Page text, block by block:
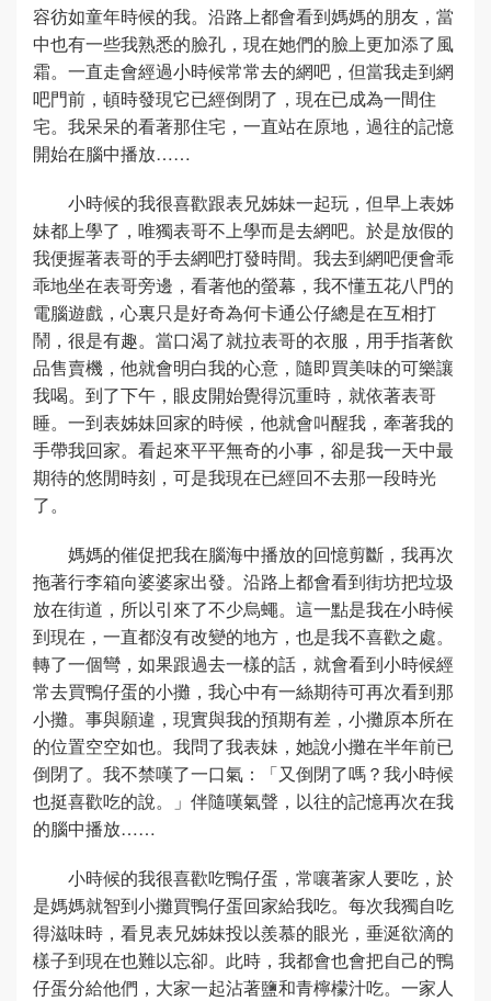
容彷如童年時候的我。沿路上都會看到媽媽的朋友，當
中也有一些我熟悉的臉孔，現在她們的臉上更加添了風
霜。一直走會經過小時候常常去的網吧，但當我走到網
吧門前，頓時發現它已經倒閉了，現在已成為一間住
宅。我呆呆的看著那住宅，一直站在原地，過往的記憶
開始在腦中播放……
小時候的我很喜歡跟表兄姊妹一起玩，但早上表姊
妹都上學了，唯獨表哥不上學而是去網吧。於是放假的
我便握著表哥的手去網吧打發時間。我去到網吧便會乖
乖地坐在表哥旁邊，看著他的螢幕，我不懂五花八門的
電腦遊戲，心裏只是好奇為何卡通公仔總是在互相打
鬧，很是有趣。當口渴了就拉表哥的衣服，用手指著飲
品售賣機，他就會明白我的心意，隨即買美味的可樂讓
我喝。到了下午，眼皮開始覺得沉重時，就依著表哥
睡。一到表姊妹回家的時候，他就會叫醒我，牽著我的
手帶我回家。看起來平平無奇的小事，卻是我一天中最
期待的悠閒時刻，可是我現在已經回不去那一段時光
了。
媽媽的催促把我在腦海中播放的回憶剪斷，我再次
拖著行李箱向婆婆家出發。沿路上都會看到街坊把垃圾
放在街道，所以引來了不少烏蠅。這一點是我在小時候
到現在，一直都沒有改變的地方，也是我不喜歡之處。
轉了一個彎，如果跟過去一樣的話，就會看到小時候經
常去買鴨仔蛋的小攤，我心中有一絲期待可再次看到那
小攤。事與願違，現實與我的預期有差，小攤原本所在
的位置空空如也。我問了我表妹，她說小攤在半年前已
倒閉了。我不禁嘆了一口氣：「又倒閉了嗎？我小時候
也挺喜歡吃的說。」伴隨嘆氣聲，以往的記憶再次在我
的腦中播放……
小時候的我很喜歡吃鴨仔蛋，常嚷著家人要吃，於
是媽媽就智到小攤買鴨仔蛋回家給我吃。每次我獨自吃
得滋味時，看見表兄姊妹投以羨慕的眼光，垂涎欲滴的
樣子到現在也難以忘卻。此時，我都會也會把自己的鴨
仔蛋分給他們，大家一起沾著鹽和青檸檬汁吃。一家人